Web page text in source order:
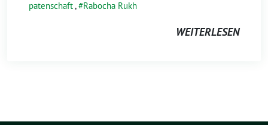
patenschaft, Rabocha Rukh
WEITERLESEN